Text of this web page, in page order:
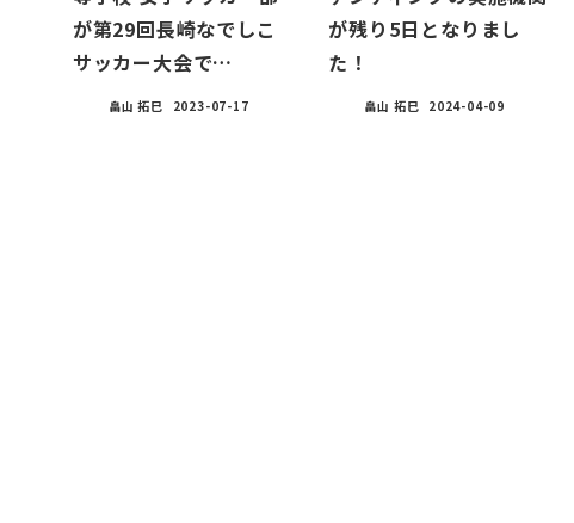
が第29回長崎なでしこ
サッカー大会で…
畠山 拓巳 2023-07-17
が残り5日となりまし
た！
畠山 拓巳 2024-04-09